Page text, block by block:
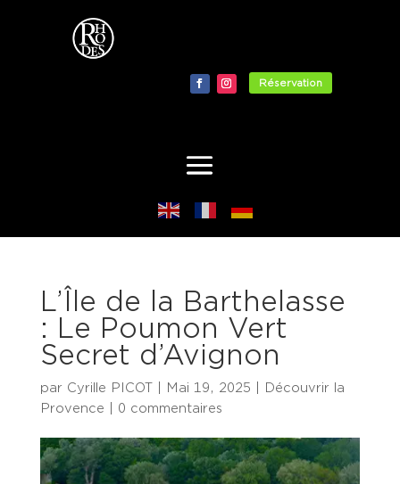
Réservation
L’Île de la Barthelasse
: Le Poumon Vert
Secret d’Avignon
par Cyrille PICOT| Mai 19, 2025
Découvrir la
Provence
0 commentaires